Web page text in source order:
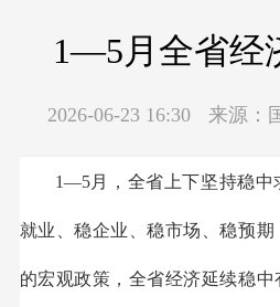
1—5月全省经
2026-06-23 16:30 来源：
1—5月，全省上下坚持稳中
就业、稳企业、稳市场、稳预
的宏观政策，全省经济延续稳